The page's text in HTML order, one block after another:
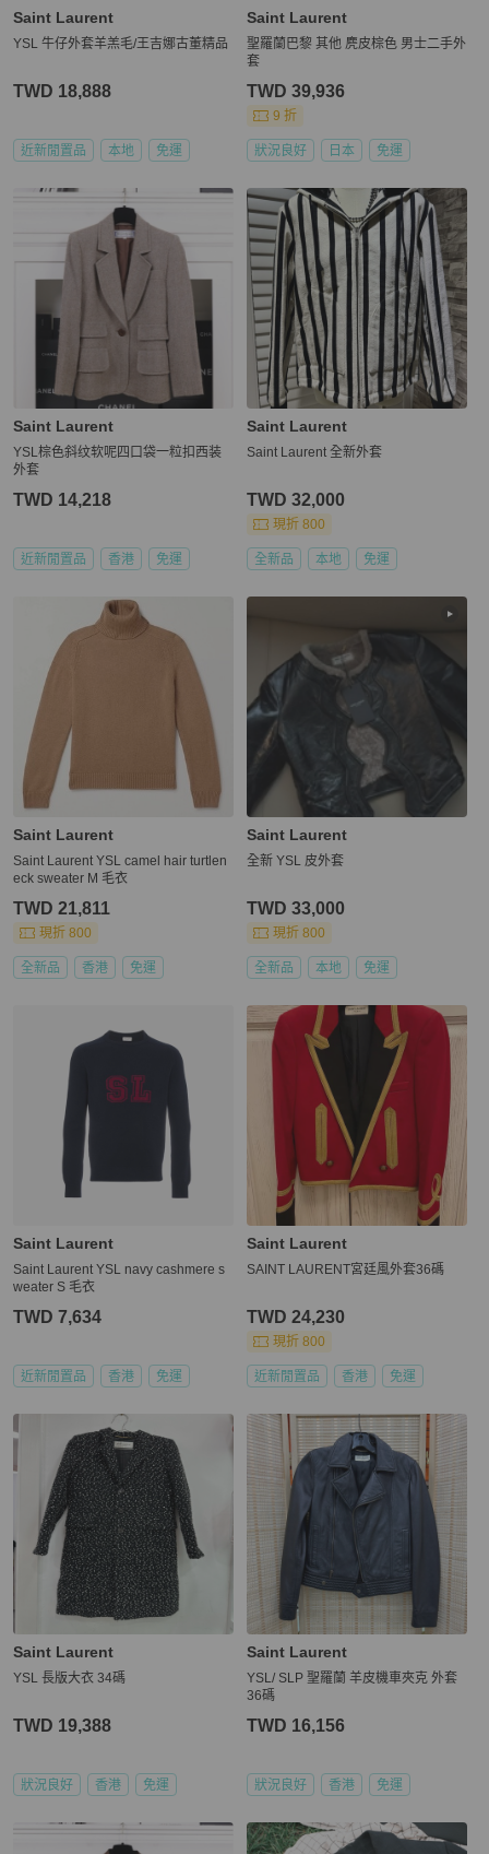
Saint Laurent
YSL 牛仔外套羊羔毛/王吉娜古董精品
TWD 18,888
近新閒置品 本地 免運
Saint Laurent
聖羅蘭巴黎 其他 麂皮棕色 男士二手外
套
TWD 39,936
9 折
狀況良好 日本 免運
Saint Laurent
YSL棕色斜纹软呢四口袋一粒扣西装
外套
TWD 14,218
近新閒置品 香港 免運
Saint Laurent
Saint Laurent 全新外套
TWD 32,000
現折 800
全新品 本地 免運
Saint Laurent
Saint Laurent YSL camel hair turtlen
eck sweater M 毛衣
TWD 21,811
現折 800
全新品 香港 免運
Saint Laurent
全新 YSL 皮外套
TWD 33,000
現折 800
全新品 本地 免運
Saint Laurent
Saint Laurent YSL navy cashmere s
weater S 毛衣
TWD 7,634
近新閒置品 香港 免運
Saint Laurent
SAINT LAURENT宮廷風外套36碼
TWD 24,230
現折 800
近新閒置品 香港 免運
Saint Laurent
YSL 長版大衣 34碼
TWD 19,388
狀況良好 香港 免運
Saint Laurent
YSL/ SLP 聖羅蘭 羊皮機車夾克 外套
36碼
TWD 16,156
狀況良好 香港 免運